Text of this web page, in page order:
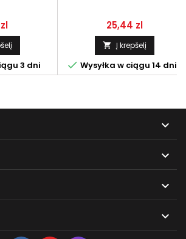
3 dni
Kaina
25,44 zl
 Į krepšelį
 Wysyłka w ciągu 14 dni



